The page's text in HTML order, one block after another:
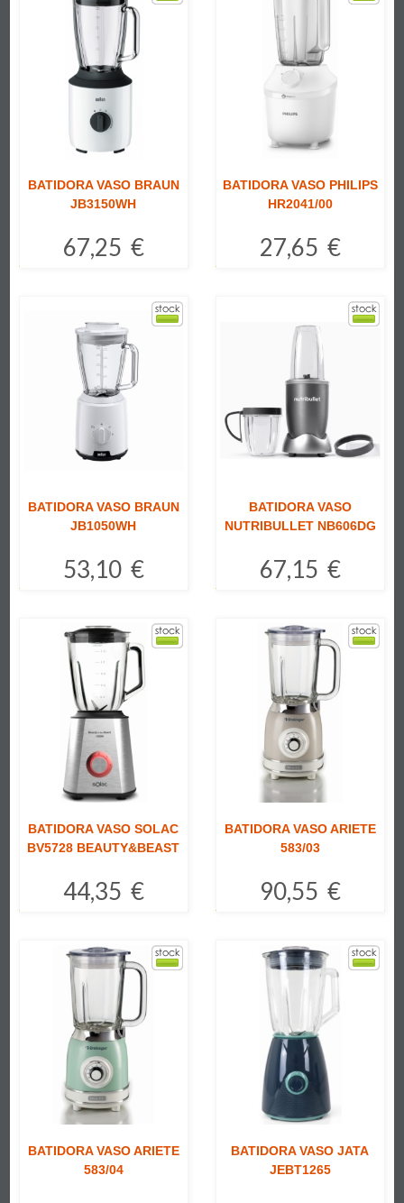
BATIDORA VASO BRAUN
JB3150WH
67,25 €
BATIDORA VASO PHILIPS
HR2041/00
27,65 €
BATIDORA VASO BRAUN
JB1050WH
53,10 €
BATIDORA VASO
NUTRIBULLET NB606DG
67,15 €
BATIDORA VASO SOLAC
BV5728 BEAUTY&BEAST
44,35 €
BATIDORA VASO ARIETE
583/03
90,55 €
Comprar
BATIDORA VASO ARIETE
583/04
BATIDORA VASO JATA
JEBT1265